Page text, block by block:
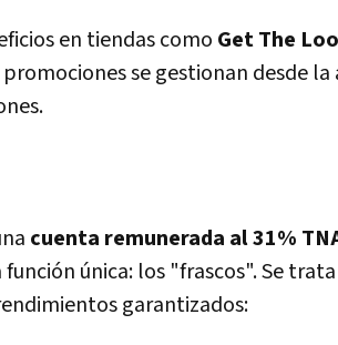
en tiendas como Get The
promociones se gestionan desde
cuenta remunerada al 31%
única: los "frascos". Se
garantizados: